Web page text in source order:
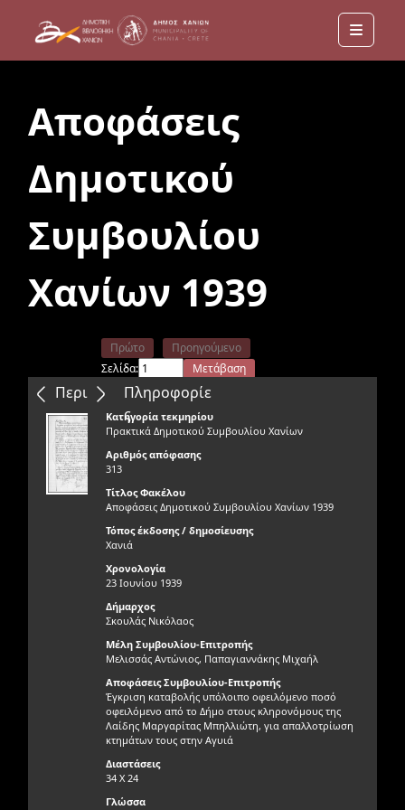
Menu
Αποφάσεις
Δημοτικού
Συμβουλίου
Χανίων 1939
Περιεχόμενα
Πρώτο
Προηγούμενο
Σελίδα:
Μετάβαση
Επόμενο
Τελευταίο
Πληροφορίε
ς
Κατηγορία τεκμηρίου
Πρακτικά Δημοτικού Συμβουλίου Χανίων
Αριθμός απόφασης
313
Τίτλος Φακέλου
Αποφάσεις Δημοτικού Συμβουλίου Χανίων 1939
Τόπος έκδοσης / δημοσίευσης
Χανιά
Χρονολογία
23 Ιουνίου 1939
Δήμαρχος
Σκουλάς Νικόλαος
Μέλη Συμβουλίου-Επιτροπής
Μελισσάς Αντώνιος, Παπαγιαννάκης Μιχαήλ
Αποφάσεις Συμβουλίου-Επιτροπής
Έγκριση καταβολής υπόλοιπο οφειλόμενο ποσό
οφειλόμενο από το Δήμο στους κληρονόμους της
Λαίδης Μαργαρίτας Μπηλλιώτη, για απαλλοτρίωση
κτημάτων τους στην Αγυιά
Διαστάσεις
34 Χ 24
Γλώσσα